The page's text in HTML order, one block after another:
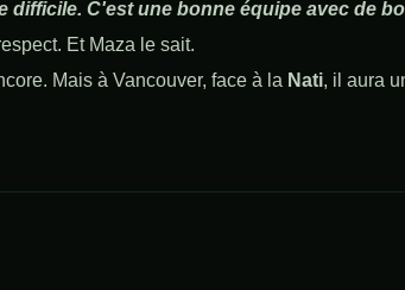
difficile. C'est une bonne équipe avec de
Et Maza le sait.
Mais à Vancouver, face à la Nati, il aura